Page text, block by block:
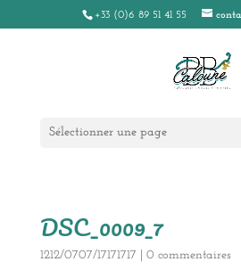
+33 (0)6 89 51 41 55
Sélectionner une page
DSC_0009_7
1212/0707/17171717 0 commentaires